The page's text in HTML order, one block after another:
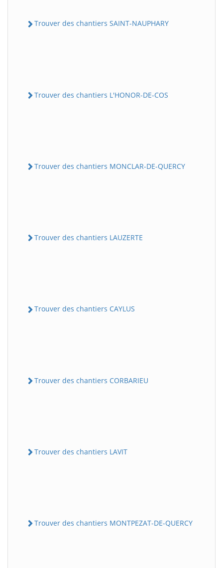
Trouver des chantiers SAINT-NAUPHARY
Trouver des chantiers L'HONOR-DE-COS
Trouver des chantiers MONCLAR-DE-QUERCY
Trouver des chantiers LAUZERTE
Trouver des chantiers CAYLUS
Trouver des chantiers CORBARIEU
Trouver des chantiers LAVIT
Trouver des chantiers MONTPEZAT-DE-QUERCY